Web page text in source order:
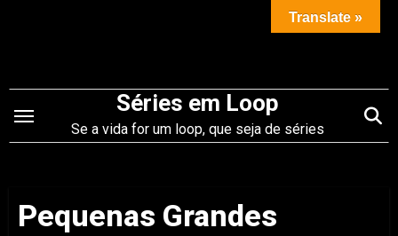
conteúdo
Séries em Loop
Se a vida for um loop, que seja de séries
Pequenas Grandes
Translate »